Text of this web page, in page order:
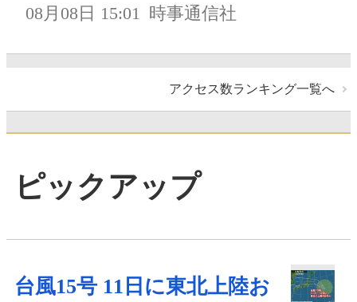
08月08日 15:01 時事通信社
アクセス数ランキング一覧へ
ピックアップ
台風15号 11日に東北上陸お